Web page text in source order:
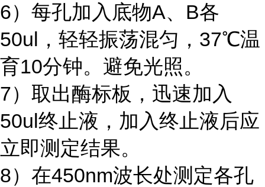
6）每孔加入底物A、B各
50ul，轻轻振荡混匀，37℃温
育10分钟。避免光照。
7）取出酶标板，迅速加入
50ul终止液，加入终止液后应
立即测定结果。
8）在450nm波长处测定各孔